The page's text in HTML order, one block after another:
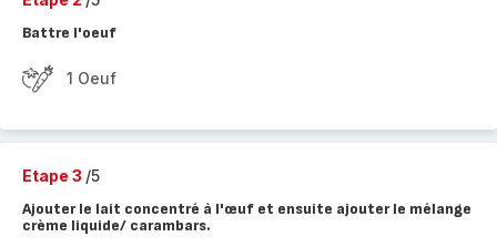
Battre l'oeuf
1 Oeuf
Etape 3 /5
Ajouter le lait concentré à l'œuf et ensuite ajouter le mélange
crème liquide/ carambars.